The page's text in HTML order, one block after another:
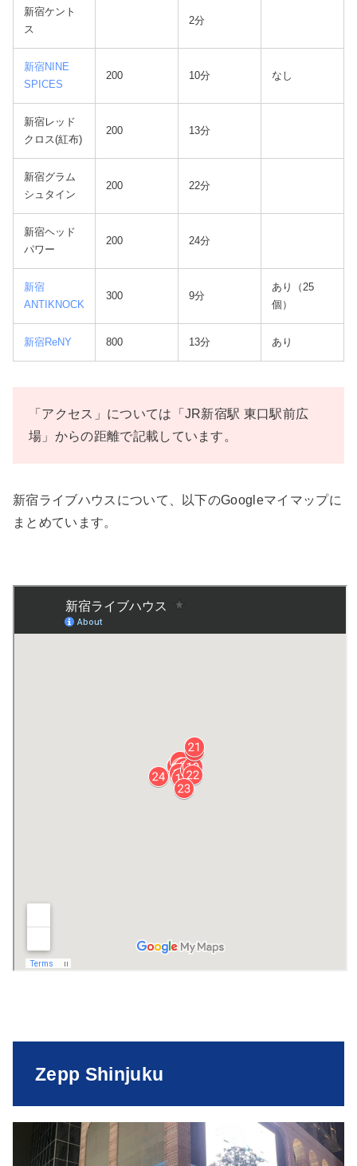
新宿ケント
ス
2分
新宿NINE
SPICES
200 10分 なし
新宿レッド
クロス(紅布)
200 13分
新宿グラム
シュタイン
200 22分
新宿ヘッド
パワー
200 24分
新宿
ANTIKNOCK
300 9分
あり（25
個）
新宿ReNY 800 13分 あり
「アクセス」については「JR新宿駅 東口駅前広
場」からの距離で記載しています。
新宿ライブハウスについて、以下のGoogleマイマップに
まとめています。
Zepp Shinjuku